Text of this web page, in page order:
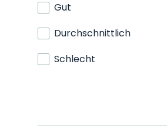
Gut
Durchschnittlich
Schlecht